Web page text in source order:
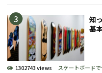
知
基
1302743 views スケートボード